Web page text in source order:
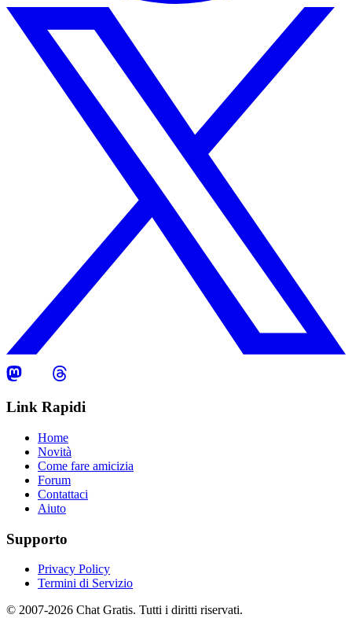
Link Rapidi
Home
Novità
Come fare amicizia
Forum
Contattaci
Aiuto
Supporto
Privacy Policy
Termini di Servizio
© 2007-2026 Chat Gratis. Tutti i diritti riservati.